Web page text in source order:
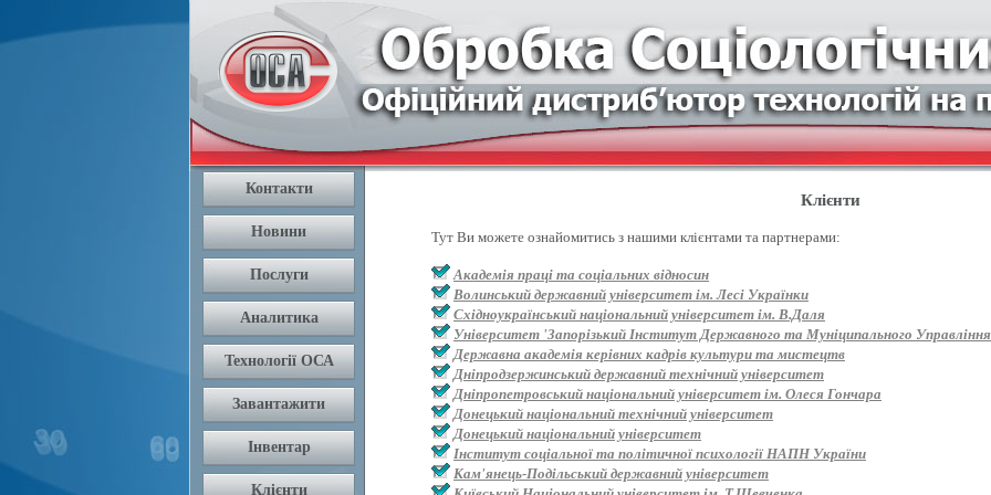
Клієнти
Тут Ви можете ознайомитись з нашими клієнтами та партнерами:
Академія праці та соціальних відносин
Волинський державний університет ім. Лесі Українки
Східноукраїнський національний університет ім. В.Даля
Університет 'Запорізький Інститут Державного та Муніципального
Державна академія керівних кадрів культури та мистецтв
Дніпродзержинський державний технічний університет
Дніпропетровський національний університет ім. Олеся Гончара
Донецький національний технічний університет
Донецький національний університет
Інститут соціальної та політичної психології НАПН України
Кам'янець-Подільський державний університет